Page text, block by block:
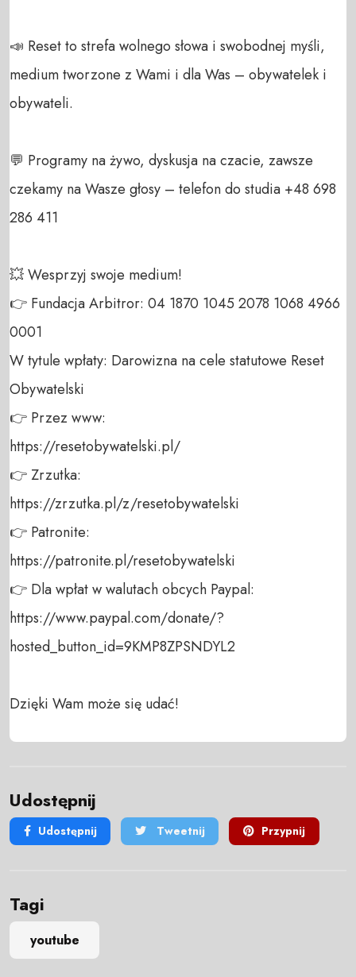
📣 Reset to strefa wolnego słowa i swobodnej myśli,
medium tworzone z Wami i dla Was – obywatelek i
obywateli.
💬 Programy na żywo, dyskusja na czacie, zawsze
czekamy na Wasze głosy – telefon do studia +48 698
286 411
💥 Wesprzyj swoje medium!
👉 Fundacja Arbitror: 04 1870 1045 2078 1068 4966
0001
W tytule wpłaty: Darowizna na cele statutowe Reset
Obywatelski
👉 Przez www:
https://resetobywatelski.pl/
👉 Zrzutka:
https://zrzutka.pl/z/resetobywatelski
👉 Patronite:
https://patronite.pl/resetobywatelski
👉 Dla wpłat w walutach obcych Paypal:
https://www.paypal.com/donate/?
hosted_button_id=9KMP8ZPSNDYL2
Dzięki Wam może się udać!
Udostępnij
Udostępnij Tweetnij Przypnij
Tagi
youtube